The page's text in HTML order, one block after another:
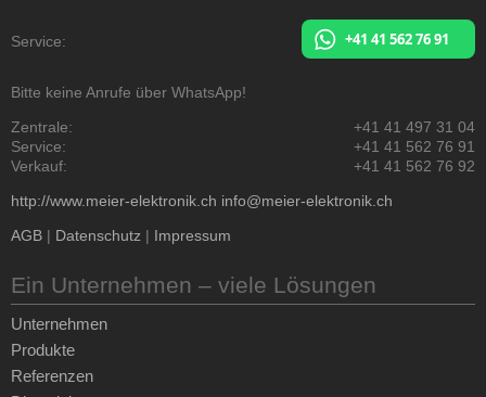
Service: +41 41 562 76 91
Bitte keine Anrufe über WhatsApp!
Zentrale:
+41 41 497 31 04
Service:
+41 41 562 76 91
Verkauf:
+41 41 562 76 92
http://www.meier-elektronik.ch info@meier-elektronik.ch
AGB | Datenschutz | Impressum
Ein Unternehmen – viele Lösungen
Unternehmen
Produkte
Referenzen